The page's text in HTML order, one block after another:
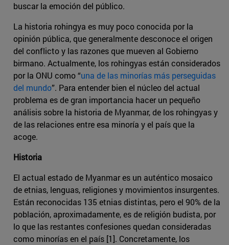
buscar la emoción del público.
La historia rohingya es muy poco conocida por la
opinión pública, que generalmente desconoce el origen
del conflicto y las razones que mueven al Gobierno
birmano. Actualmente, los rohingyas están considerados
por la ONU como “una de las minorías más perseguidas
del mundo”. Para entender bien el núcleo del actual
problema es de gran importancia hacer un pequeño
análisis sobre la historia de Myanmar, de los rohingyas y
de las relaciones entre esa minoría y el país que la
acoge.
Historia
El actual estado de Myanmar es un auténtico mosaico
de etnias, lenguas, religiones y movimientos insurgentes.
Están reconocidas 135 etnias distintas, pero el 90% de la
población, aproximadamente, es de religión budista, por
lo que las restantes confesiones quedan consideradas
como minorías en el país [1]. Concretamente, los